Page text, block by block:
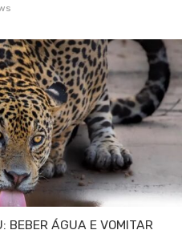
BEBER ÁGUA E VOMITAR